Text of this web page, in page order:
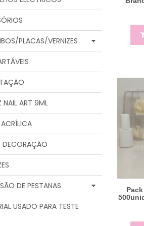
PLACAS/VERNIZES
NAIL ART 9ML
DECORAÇÃO
DE PESTANAS
USADO PARA TESTE